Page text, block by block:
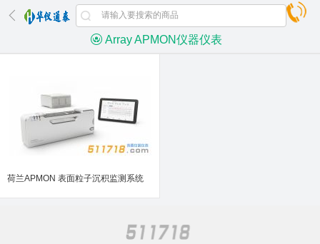
Array APMON仪器仪表
荷兰APMON 表面粒子沉积监测系统